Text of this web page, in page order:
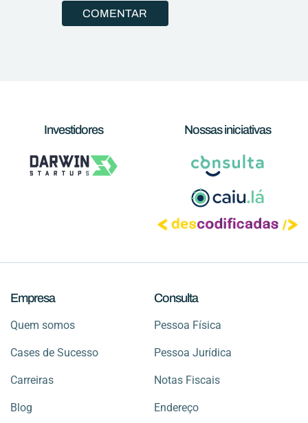
Investidores Nossas iniciativas
Empresa
Quem somos
Cases de Sucesso
Carreiras
Blog
Consulta
Pessoa Física
Pessoa Jurídica
Notas Fiscais
Endereço